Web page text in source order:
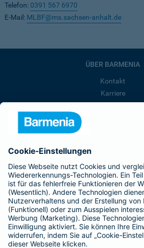
Telefon: 0391 567 6970
E-Mail: MLBF@ms.sachsen-anhalt.de
ÜBER BARMENIA
Kontakt
Karriere
Presse
Barmenia ist Teil der
BELIEBTE SEITEN
Kranken-
Tierversicherungen